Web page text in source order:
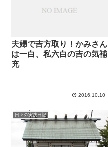
夫婦で吉方取り！かみさん
は一白、私六白の吉の気補
充
2016.10.10
日々の実践日記